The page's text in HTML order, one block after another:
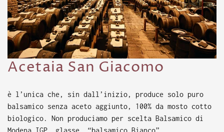
Acetaia San Giacomo
è l’unica che, sin dall’inizio, produce solo puro
balsamico senza aceto aggiunto, 100% da mosto cotto
biologico. Non produciamo per scelta Balsamico di
Modena IGP, glasse, “balsamico Bianco”.